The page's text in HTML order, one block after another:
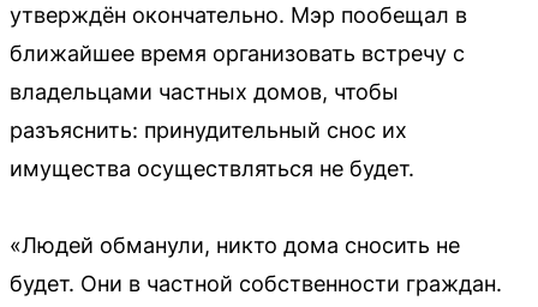
утверждён окончательно. Мэр пообещал в
ближайшее время организовать встречу с
владельцами частных домов, чтобы
разъяснить: принудительный снос их
имущества осуществляться не будет.
«Людей обманули, никто дома сносить не
будет. Они в частной собственности граждан.